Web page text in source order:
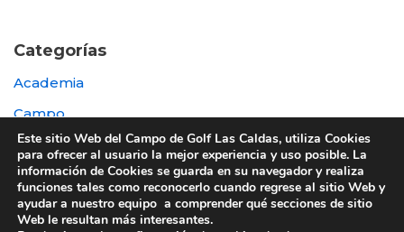
Categorías
Academia
Campo
Destacada
Otras
Este sitio Web del Campo de Golf Las Caldas, utiliza Cookies
para ofrecer al usuario la mejor experiencia y uso posible. La
información de Cookies se guarda en su navegador y realiza
funciones tales como reconocerlo cuando regrese al sitio Web y
ayudar a nuestro equipo a comprender qué secciones de sitio
Web le resultan más interesantes.